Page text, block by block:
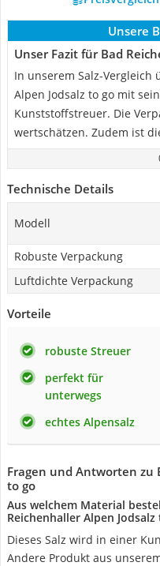
Unsere
Unser Fazit für Bad
In unserem Salz-Vergleich
Alpen Jodsalz to go mit
Kunststoffstreuer. Die
wertschätzen. Zudem ist
Technische Details
Modell
Robuste Verpackung
Luftdichte Verpackung
Vorteile
robuste Streuer
perfekt für
unterwegs
echtes Alpensalz
Fragen und Antworten zu
to go
Aus welchem Material
Reichenhaller Alpen Jodsalz
Dieses Salz wird in einer
Andere Produkt aus